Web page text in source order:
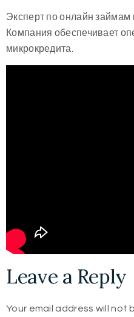
Эксперт по онлайн займам
Компания обеспечивает
микрокредита.
Leave a Reply
Your email address will not